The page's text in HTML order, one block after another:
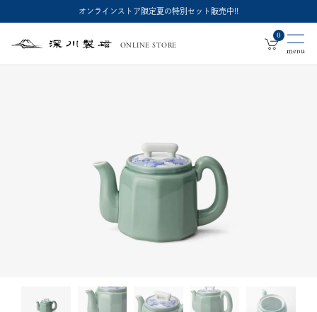
オンラインストア限定夏の特別セット販売中!!
深
ONLINE STORE
0